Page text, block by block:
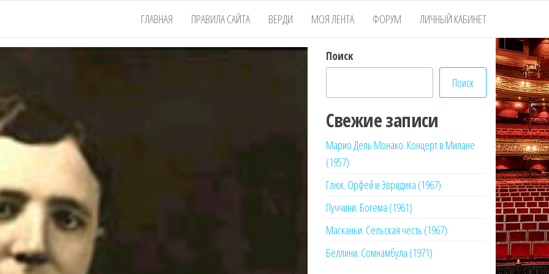
ГЛАВНАЯ ПРАВИЛА САЙТА ВЕРДИ МОЯ ЛЕНТА ФОРУМ ЛИЧНЫЙ КАБИНЕТ
Поиск
Поиск
Свежие записи
Марио Дель Монако. Концерт в Милане
(1957)
Глюк. Орфей и Эвридика (1967)
Пуччини. Богема (1961)
Масканьи. Сельская честь (1967)
Беллини. Сомнамбула (1971)